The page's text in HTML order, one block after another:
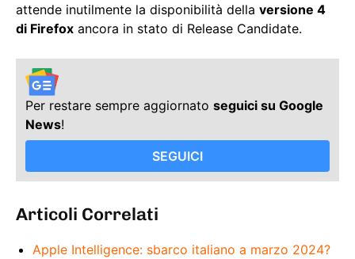
attende inutilmente la disponibilità della versione 4
di Firefox ancora in stato di Release Candidate.
Per restare sempre aggiornato seguici su Google
News!
SEGUICI
Articoli Correlati
Apple Intelligence: sbarco italiano a marzo 2024?